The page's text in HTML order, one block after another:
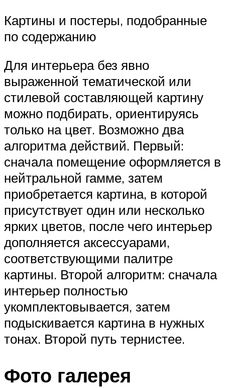
Картины и постеры, подобранные
по содержанию
Для интерьера без явно
выраженной тематической или
стилевой составляющей картину
можно подбирать, ориентируясь
только на цвет. Возможно два
алгоритма действий. Первый:
сначала помещение оформляется в
нейтральной гамме, затем
приобретается картина, в которой
присутствует один или несколько
ярких цветов, после чего интерьер
дополняется аксессуарами,
соответствующими палитре
картины. Второй алгоритм: сначала
интерьер полностью
укомплектовывается, затем
подыскивается картина в нужных
тонах. Второй путь тернистее.
Фото галерея